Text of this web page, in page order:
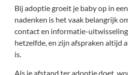
Bij adoptie groeit je baby op in
nadenken is het vaak belangrijk
contact en informatie-
hetzelfde, en zijn afspraken altijd
is.
Als je afstand ter adoptie doet,